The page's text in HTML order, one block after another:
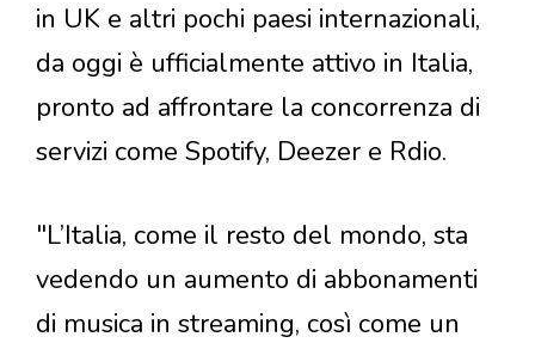
in UK e altri pochi paesi internazionali,
da oggi è ufficialmente attivo in Italia,
pronto ad affrontare la concorrenza di
servizi come Spotify, Deezer e Rdio.
"L’Italia, come il resto del mondo, sta
vedendo un aumento di abbonamenti
di musica in streaming, così come un